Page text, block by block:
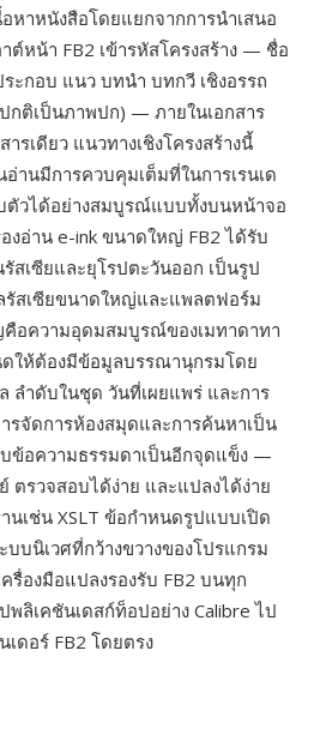
หาหนังสือโดยแยกจากการนำเสนอ
ต์หน้า FB2 เข้ารหัสโครงสร้าง — ชื่อ
ะกอบ แนว บทนำ บทกวี เชิงอรรถ
กติเป็นภาพปก) — ภายในเอกสาร
รเดียว แนวทางเชิงโครงสร้างนี้
านมีการควบคุมเต็มที่ในการเรนเด
ตัวได้อย่างสมบูรณ์แบบทั้งบนหน้าจอ
งอ่าน e-ink ขนาดใหญ่ FB2 ได้รับ
สเซียและยุโรปตะวันออก เป็นรูป
สเซียขนาดใหญ่และแพลตฟอร์ม
อความอุดมสมบูรณ์ของเมทาดาทา
ให้ต้องมีข้อมูลบรรณานุกรมโดย
ลำดับในชุด วันที่เผยแพร่ และการ
รจัดการห้องสมุดและการค้นหาเป็น
บข้อความธรรมดาเป็นอีกจุดแข็ง —
ตรวจสอบได้ง่าย และแปลงได้ง่าย
นเช่น XSLT ข้อกำหนดรูปแบบเปิด
บบนิเวศที่กว้างขวางของโปรแกรม
รื่องมือแปลงรองรับ FB2 บนทุก
ลิเคชันเดสก์ท็อปอย่าง Calibre ไป
เดอร์ FB2 โดยตรง